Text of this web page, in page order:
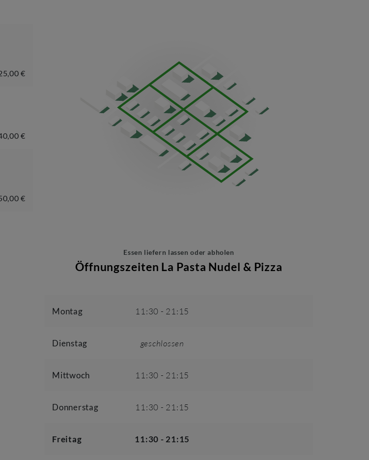
€
€
€
Essen liefern lassen oder abholen
Öffnungszeiten La Pasta Nudel & Pizza
Montag 11:30 - 21:15
Dienstag geschlossen
Mittwoch 11:30 - 21:15
Donnerstag 11:30 - 21:15
Freitag 11:30 - 21:15